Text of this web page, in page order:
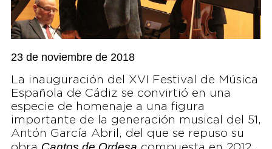
23 de noviembre de 2018
La inauguración del XVI Festival de Música
Española de Cádiz se convirtió en una
especie de homenaje a una figura
importante de la generación musical del 51,
Antón García Abril, del que se repuso su